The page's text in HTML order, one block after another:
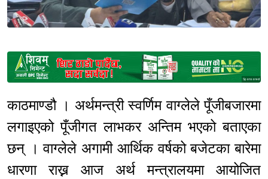
Sponsored
काठमाण्डौ । अर्थमन्त्री स्वर्णिम वाग्लेले पूँजीबजारमा
लगाइएको पूँजीगत लाभकर अन्तिम भएको बताएका
छन् । वाग्लेले अगामी आर्थिक वर्षको बजेटका बारेमा
धारणा राख्न आज अर्थ मन्त्रालयमा आयोजित